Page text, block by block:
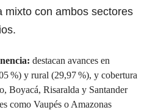
mixto con ambos sectores
destacan avances en
%) y rural (29,97 %), y cobertura
Boyacá, Risaralda y Santander
como Vaupés o Amazonas